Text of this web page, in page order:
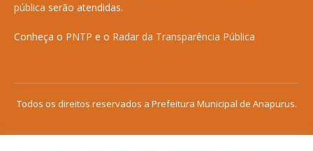
pública serão atendidas.
Conheça o PNTP e o Radar da Transparência Pública
Todos os direitos reservados a Prefeitura Municipal de Anapurus.